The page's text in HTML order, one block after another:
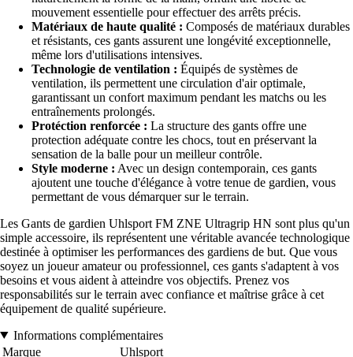
mouvement essentielle pour effectuer des arrêts précis.
Matériaux de haute qualité : Composés de matériaux durables
et résistants, ces gants assurent une longévité exceptionnelle,
même lors d'utilisations intensives.
Technologie de ventilation : Équipés de systèmes de
ventilation, ils permettent une circulation d'air optimale,
garantissant un confort maximum pendant les matchs ou les
entraînements prolongés.
Protéction renforcée : La structure des gants offre une
protection adéquate contre les chocs, tout en préservant la
sensation de la balle pour un meilleur contrôle.
Style moderne : Avec un design contemporain, ces gants
ajoutent une touche d'élégance à votre tenue de gardien, vous
permettant de vous démarquer sur le terrain.
Les Gants de gardien Uhlsport FM ZNE Ultragrip HN sont plus qu'un
simple accessoire, ils représentent une véritable avancée technologique
destinée à optimiser les performances des gardiens de but. Que vous
soyez un joueur amateur ou professionnel, ces gants s'adaptent à vos
besoins et vous aident à atteindre vos objectifs. Prenez vos
responsabilités sur le terrain avec confiance et maîtrise grâce à cet
équipement de qualité supérieure.
Informations complémentaires
Marque
Uhlsport